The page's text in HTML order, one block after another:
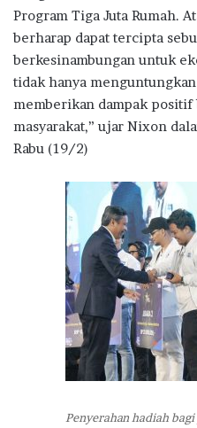
Program Tiga Juta Rumah.
berharap dapat tercipta
berkesinambungan untuk
tidak hanya
memberikan dampak
masyarakat,” ujar Nixon
Rabu (19/2)
Penyerahan hadiah